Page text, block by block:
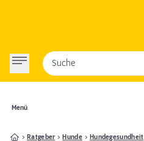
Menü
Suche
Ratgeber Hunde Hundegesundheit